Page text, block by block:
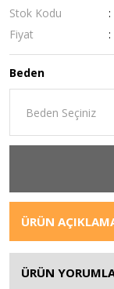
Stok Kodu
Fiyat
Beden
ÜRÜN
ÜRÜN